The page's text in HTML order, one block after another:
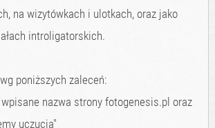
na wizytówkach i ulotkach, oraz jako
introligatorskich.
poniższych zaleceń:
nazwa strony fotogenesis.pl oraz
uczucia"